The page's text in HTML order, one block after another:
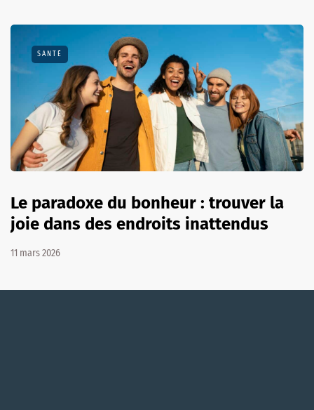
SANTÉ
Le paradoxe du bonheur : trouver la
joie dans des endroits inattendus
11 mars 2026